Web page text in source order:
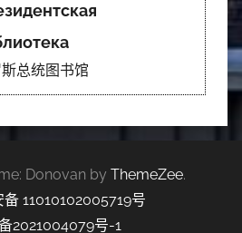
总统图书馆
Donovan by ThemeZee.
11010102005719号
2021004079号-1